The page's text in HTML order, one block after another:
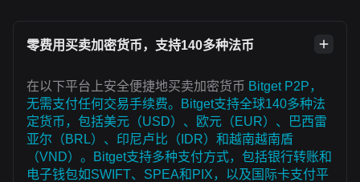
零费用买卖加密货币，支持140多种法币
在以下平台上安全便捷地买卖加密货币 Bitget P2P，
无需支付任何交易手续费。Bitget支持全球140多种法
定货币，包括美元（USD）、欧元（EUR）、巴西雷
亚尔（BRL）、印尼卢比（IDR）和越南越南盾
（VND）。Bitget支持多种支付方式，包括银行转账和
电子钱包如SWIFT、SPEA和PIX，以及国际卡支付平